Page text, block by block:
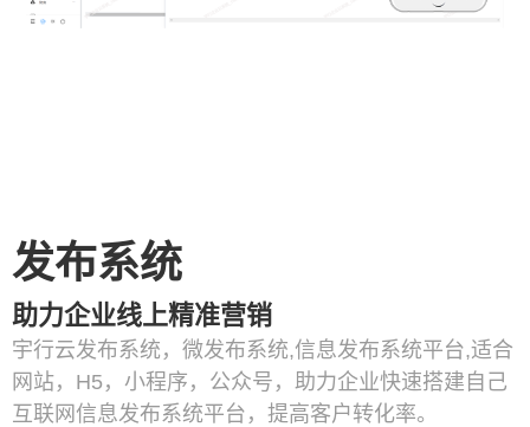
发布系统
助力企业线上精准营销
宇行云发布系统，微发布系统,信息发布系统平台,适合
网站，H5，小程序，公众号，助力企业快速搭建自己
互联网信息发布系统平台，提高客户转化率。